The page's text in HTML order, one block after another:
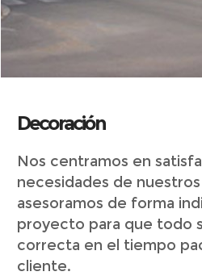
Decoración
Nos centramos en
necesidades de
asesoramos de forma
proyecto para que todo
correcta en el tiempo
cliente.